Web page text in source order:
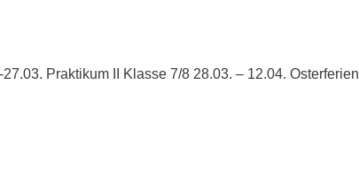
Praktikum II Klasse 7/8 28.03. – 12.04. Osterferien